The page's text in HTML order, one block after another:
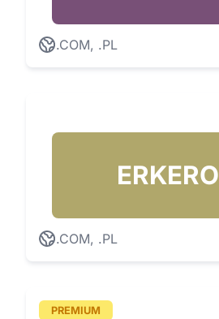
.COM, .PL
ERKERO
.COM, .PL
PREMIUM